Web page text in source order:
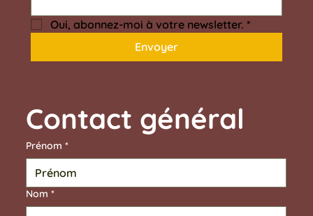
Oui, abonnez-moi à votre newsletter. *
Envoyer
Prénom *
Nom *